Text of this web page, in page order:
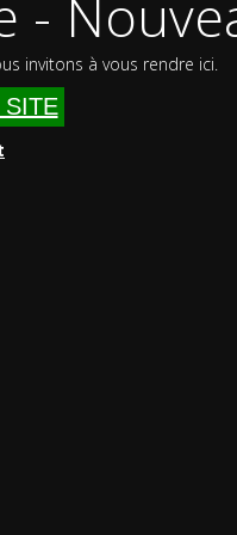
-
invitons à vous rendre ici.
SITE